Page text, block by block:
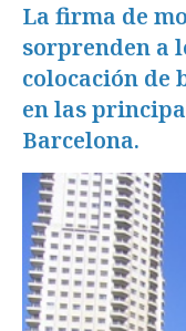
La firma de
sorprenden a
colocación de
en las
Barcelona.